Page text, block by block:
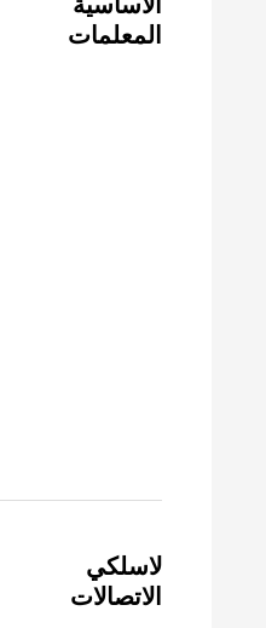
المعلمات
الاتصالات